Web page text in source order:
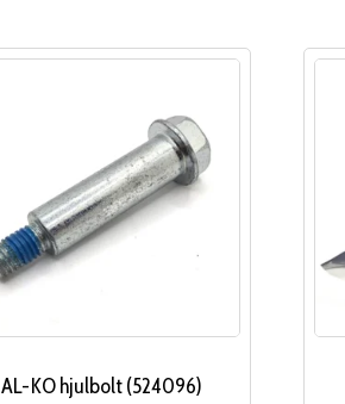
AL-KO hjulbolt (524096)